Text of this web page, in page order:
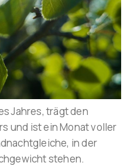
Jahres, trägt den
und ist ein Monat voller
in der
stehen.